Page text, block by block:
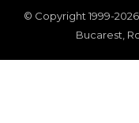
© Copyright 1999-
Bucarest,